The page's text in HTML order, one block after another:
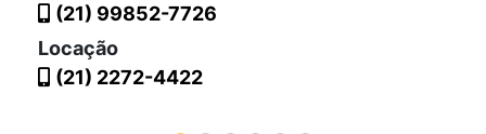
(21) 99852-7726
Locação
(21) 2272-4422